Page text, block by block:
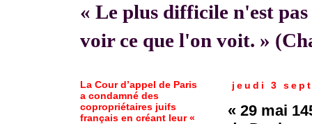
« Le plus difficile n'est
voir ce que l'on voit. »
jeudi 3
« 29 mai
La Cour d’appel de Paris
a condamné des
copropriétaires juifs
français en créant leur «